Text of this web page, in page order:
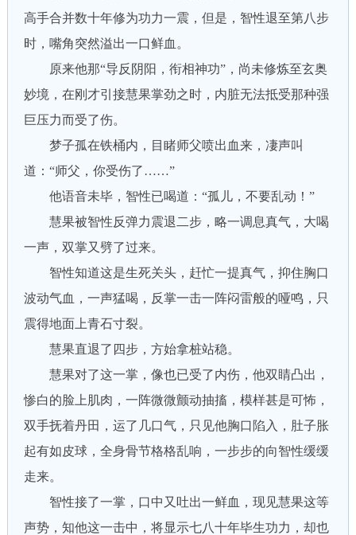
高手合并数十年修为功力一震，但是，智性退至第八步
时，嘴角突然溢出一口鲜血。
原来他那“导反阴阳，衔相神功”，尚未修炼至玄奥
妙境，在刚才引接慧果掌劲之时，内脏无法抵受那种强
巨压力而受了伤。
梦子孤在铁桶内，目睹师父喷出血来，凄声叫
道：“师父，你受伤了……”
他语音未毕，智性已喝道：“孤儿，不要乱动！”
慧果被智性反弹力震退二步，略一调息真气，大喝
一声，双掌又劈了过来。
智性知道这是生死关头，赶忙一提真气，抑住胸口
波动气血，一声猛喝，反掌一击一阵闷雷般的哑鸣，只
震得地面上青石寸裂。
慧果直退了四步，方始拿桩站稳。
慧果对了这一掌，像也已受了内伤，他双睛凸出，
惨白的脸上肌肉，一阵微微颤动抽搐，模样甚是可怖，
双手抚着丹田，运了几口气，只见他胸口陷入，肚子胀
起有如皮球，全身骨节格格乱响，一步步的向智性缓缓
走来。
智性接了一掌，口中又吐出一鲜血，现见慧果这等
声势，知他这一击中，将显示七八十年毕生功力，却也